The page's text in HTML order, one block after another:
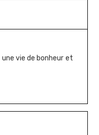
vie de bonheur et